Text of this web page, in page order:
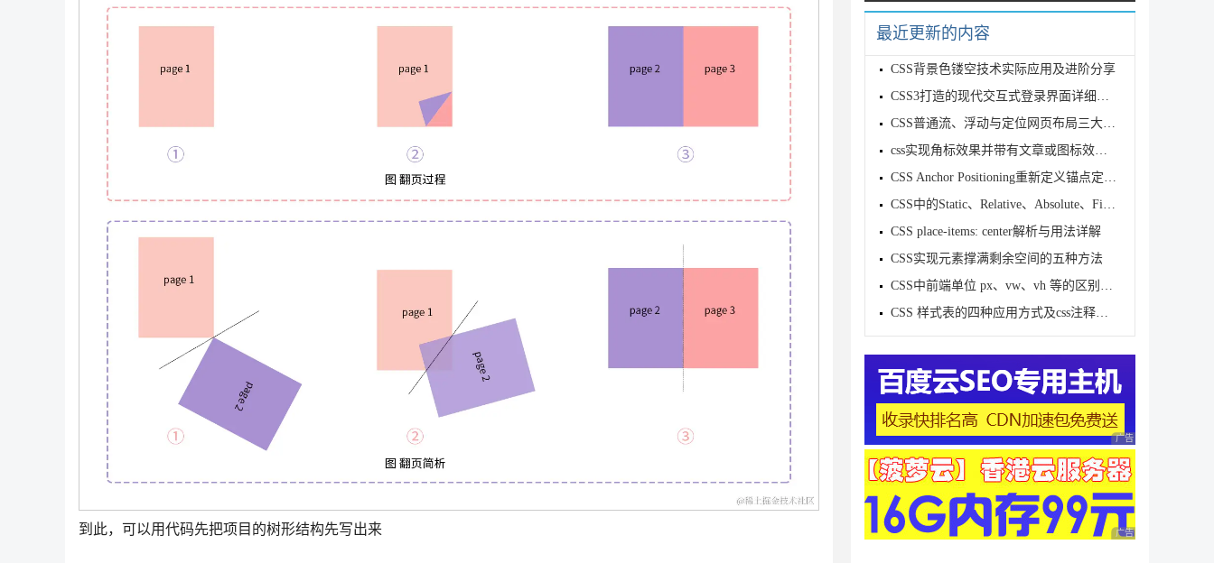
到此，可以用代码先把项目的树形结构先写出来
最近更新的内容
CSS背景色镂空技术实际应用及进阶分享
CSS3打造的现代交互式登录界面详细实现过程
CSS普通流、浮动与定位网页布局三大机制及最佳实践
css实现角标效果并带有文章或图标效果(完整代码)
CSS Anchor Positioning重新定义锚点定位的时代来临(
CSS中的Static、Relative、Absolute、Fixed、Sticky的
CSS place-items: center解析与用法详解
CSS实现元素撑满剩余空间的五种方法
CSS中前端单位 px、vw、vh 等的区别与使用建议
CSS 样式表的四种应用方式及css注释的应用小结
广告 商业广告，理性
广告 商业广告，理性